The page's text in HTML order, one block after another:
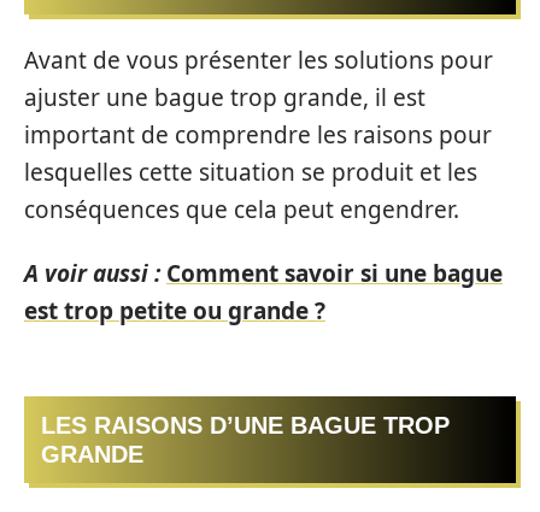
Avant de vous présenter les solutions pour
ajuster une bague trop grande, il est
important de comprendre les raisons pour
lesquelles cette situation se produit et les
conséquences que cela peut engendrer.
A voir aussi : Comment savoir si une bague
est trop petite ou grande ?
LES RAISONS D’UNE BAGUE TROP
GRANDE